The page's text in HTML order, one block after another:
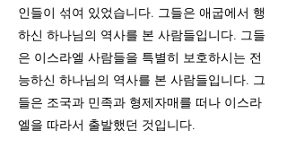
인들이 섞여 있었습니다. 그들은 애굽에서 행
하신 하나님의 역사를 본 사람들입니다. 그들
은 이스라엘 사람들을 특별히 보호하시는 전
능하신 하나님의 역사를 본 사람들입니다. 그
들은 조국과 민족과 형제자매를 떠나 이스라
엘을 따라서 출발했던 것입니다.